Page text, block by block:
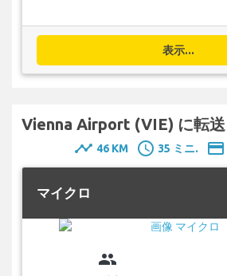
表示...
Vienna Airport (VIE) に転
timeline 46 KM schedule 35 ミニ. payment
マイクロ
group